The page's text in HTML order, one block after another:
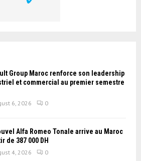
Group Maroc renforce son leadership
et commercial au premier semestre
6, 2026 0
Alfa Romeo Tonale arrive au Maroc
de 387 000 DH
4, 2026 0